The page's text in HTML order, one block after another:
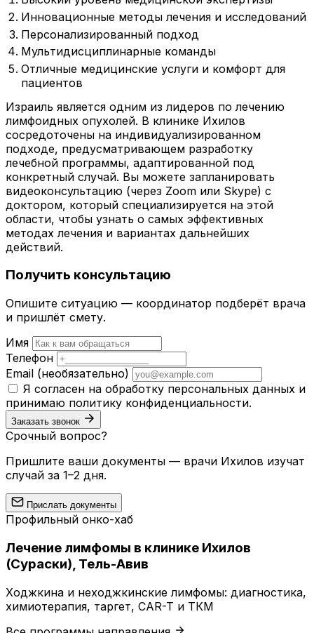
Инновационные методы лечения и исследований
Персонализированный подход
Мультидисциплинарные команды
Отличные медицинские услуги и комфорт для
пациентов
Израиль является одним из лидеров по лечению
лимфоидных опухолей. В клинике Ихилов
сосредоточены на индивидуализированном
подходе, предусматривающем разработку
лечебной программы, адаптированной под
конкретный случай. Вы можете запланировать
видеоконсультацию (через Zoom или Skype) с
доктором, который специализируется на этой
области, чтобы узнать о самых эффективных
методах лечения и вариантах дальнейших
действий.
Получить консультацию
Опишите ситуацию — координатор подберёт врача
и пришлёт смету.
Имя
Телефон
Email (необязательно)
Я согласен на обработку персональных данных и
принимаю политику конфиденциальности.
Заказать звонок
Срочный вопрос?
Пришлите ваши документы — врачи Ихилов изучат
случай за 1–2 дня.
Прислать документы
Профильный онко-хаб
Лечение лимфомы в клинике Ихилов
(Сураски), Тель-Авив
Ходжкина и неходжкинские лимфомы: диагностика,
химиотерапия, таргет, CAR-T и ТКМ